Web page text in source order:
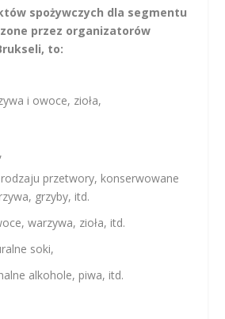
spożywczych dla segmentu
przez organizatorów
to:
i owoce, zioła,
przetwory, konserwowane
grzyby, itd.
warzywa, zioła, itd.
soki,
alkohole, piwa, itd.